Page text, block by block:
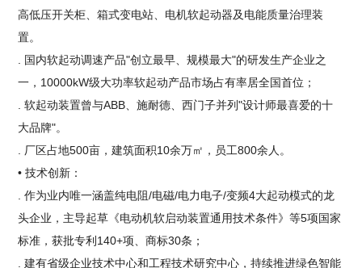
高低压开关柜、箱式变电站、电机软起动器及电能质量治理装
置。
. 国内软起动调速产品"创立最早、规模最大"的研发生产企业之
一，10000kW级大功率软起动产品市场占有率居全国首位；
. 软起动装置曾与ABB、施耐德、西门子并列"设计师最喜爱的十
大品牌"。
. 厂区占地500亩，建筑面积10余万㎡，员工800余人。
• 技术创新：
. 作为业内唯一涵盖纯电阻/电磁/电力电子/变频4大起动模式的龙
头企业，主导起草《电动机软启动装置通用技术条件》等5项国家
标准，获批专利140+项、商标30条；
. 建有省级企业技术中心和工程技术研究中心，持续推进绿色智能